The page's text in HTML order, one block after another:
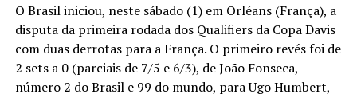
O Brasil iniciou, neste sábado (1) em Orléans (França), a
disputa da primeira rodada dos Qualifiers da Copa Davis
com duas derrotas para a França. O primeiro revés foi de
2 sets a 0 (parciais de 7/5 e 6/3), de João Fonseca,
número 2 do Brasil e 99 do mundo, para Ugo Humbert,